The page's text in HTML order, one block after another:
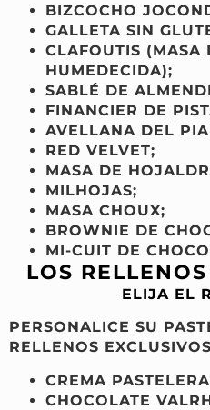
BIZCOCHO
GALLETA SIN
CLAFOUTIS (MASA
HUMEDECIDA);
SABLÉ DE
FINANCIER DE
AVELLANA DEL
RED VELVET;
MASA DE
MILHOJAS;
MASA CHOUX;
BROWNIE DE
MI-CUIT DE
LOS
ELIJA EL
PERSONALICE SU
RELLENOS
CREMA
CHOCOLATE